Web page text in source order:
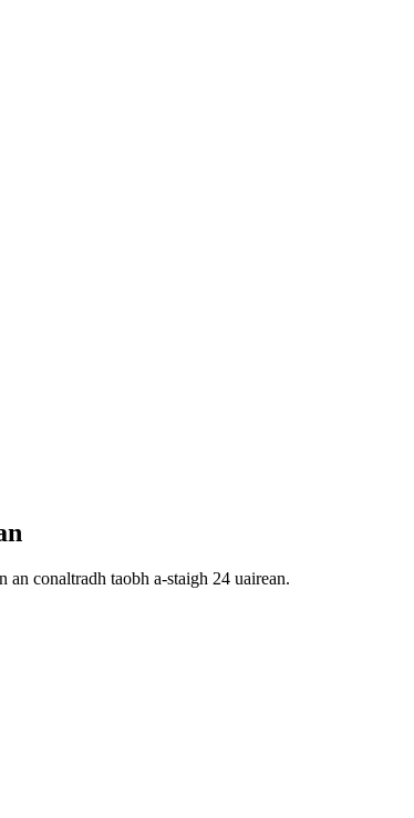
conaltradh taobh a-staigh 24 uairean.